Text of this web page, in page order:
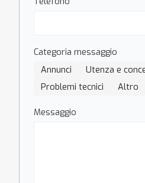
Categoria messaggio
Annunci
Utenza e
Problemi tecnici
Altro
Messaggio